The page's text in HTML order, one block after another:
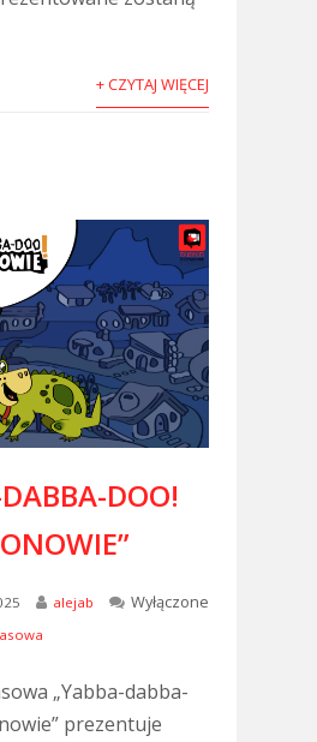
+ CZYTAJ WIĘCEJ
DOO!
alejab Wyłączone
„Yabba-dabba-
prezentuje